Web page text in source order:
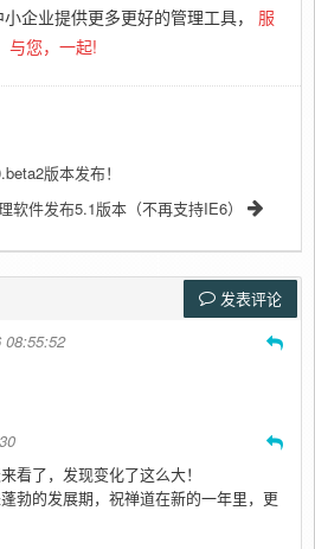
企业提供更多更好的管理工具， 服
与您，一起!
版本发布！
软件发布5.1版本（不再支持IE6）
发表评论
08:55:52
看了，发现变化了这么大！
勃的发展期，祝禅道在新的一年里，更